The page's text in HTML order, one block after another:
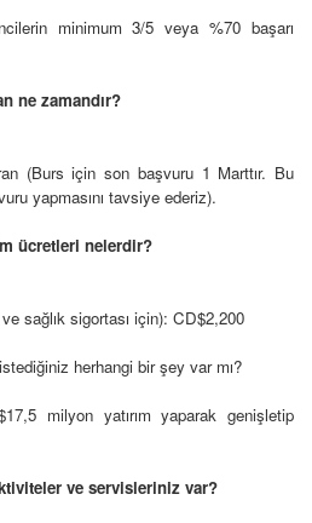
minimum 3/5 veya %70 başarı
ne zamandır?
(Burs için son başvuru 1 Marttır. Bu
yapmasını tavsiye ederiz).
ücretleri nelerdir?
sağlık sigortası için): CD$2,200
herhangi bir şey var mı?
milyon yatırım yaparak genişletip
ve servisleriniz var?